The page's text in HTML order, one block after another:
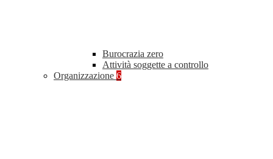
Burocrazia zero
Attività soggette a controllo
Organizzazione 6